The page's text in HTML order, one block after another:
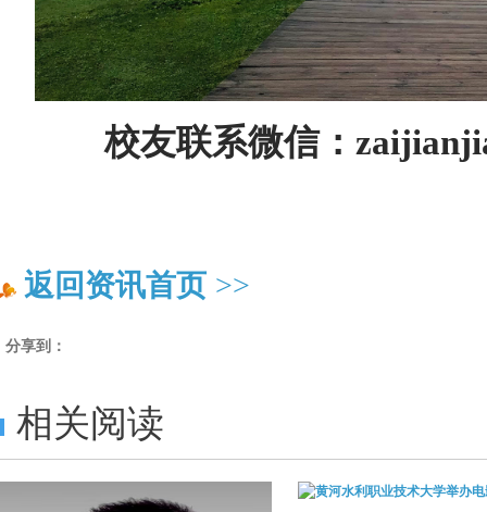
校友联系微信：
返回资讯首页 >>
分享到：
相关阅读